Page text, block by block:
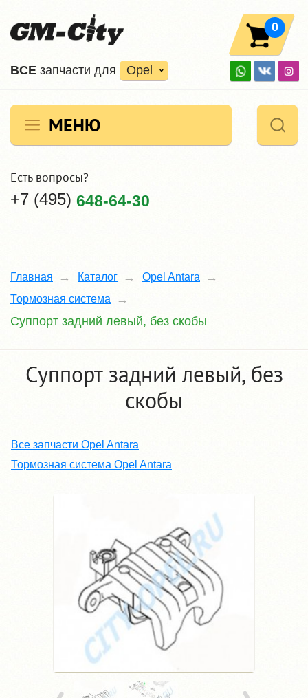
ВCE запчасти для Opel
0
МЕНЮ
Есть вопросы?
+7 (495) 648-64-30
Главная Каталог
Opel Antara
Тормозная система
Суппорт задний левый, без скобы
Суппорт задний левый, без
скобы
Все запчасти Opel Antara
Тормозная система Opel Antara